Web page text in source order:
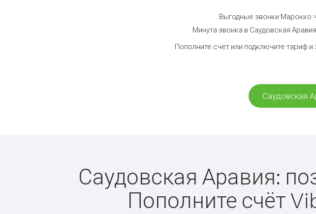
Выгодные звонки Марокко
Минута звонка в Саудовская
Пополните счёт или подключите тариф
Саудовская
Саудовская Аравия:
Пополните счёт